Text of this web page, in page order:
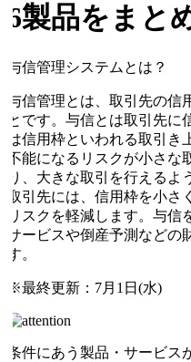
製品をまと
信管理システムとは？
信管理とは、取引先の信用
です。与信とは取引先に信
信用枠といわれる取引き上
能になるリスクが小さな取
、大きな取引を行えるよう
引先には、信用枠を小さく
スクを軽減します。与信を
ービスや倒産予測などの財
。
最終更新： 7月1日(水)
件にあう製品・サービスが